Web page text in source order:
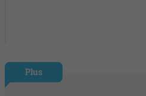
Plus